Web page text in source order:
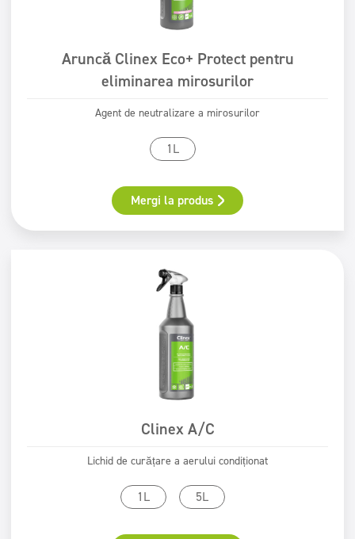
Aruncă Clinex Eco+ Protect pentru
eliminarea mirosurilor
Agent de neutralizare a mirosurilor
1L
Mergi la produs
Clinex A/C
Lichid de curățare a aerului condiționat
1L 5L